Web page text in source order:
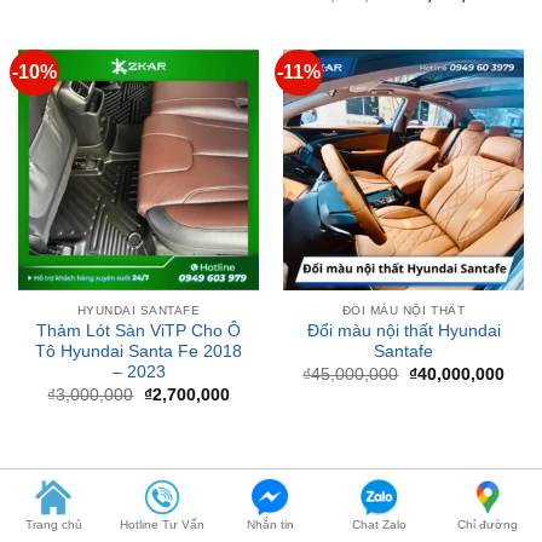
HYUNDAI SANTAFE
Thảm Lót Sàn ViTP Cho Ô
Tô Hyundai Santa Fe 2018
– 2023
₫3,000,000 Giá
gốc
là:
₫3,000,000.
₫2,700,000Giá
hiện
tại
₫2,700,000.
ĐỔI MÀU NỘI THẤT
Đổi màu nội thất Hyundai
Santafe
45,000,000 Giá
gốc
là:
₫45,000,000.
₫40,000,000
Trang chủ Hotline Tư Vấn Nhắn tin Chat Zalo Chỉ đường